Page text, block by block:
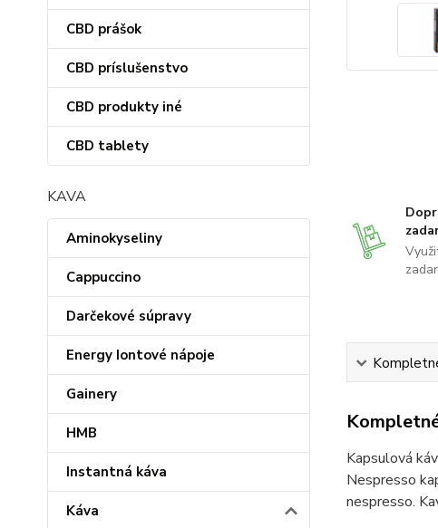
CBD prášok
CBD príslušenstvo
CBD produkty iné
CBD tablety
KAVA
Aminokyseliny
Cappuccino
Darčekové súpravy
Energy Iontové nápoje
Gainery
HMB
Instantná káva
Káva
Kapsulová
Nespresso
nespresso.